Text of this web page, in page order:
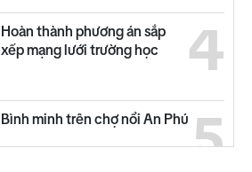
4
Hoàn thành phương án sắp
xếp mạng lưới trường học
5
Bình minh trên chợ nổi An Phú